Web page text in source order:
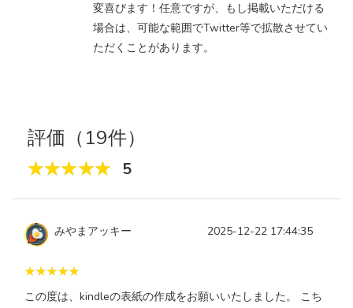
変喜びます！任意ですが、もし掲載いただける
場合は、可能な範囲でTwitter等で拡散させてい
ただくことがあります。
評価（19件）
5
みやまアッキー 2025-12-22 17:44:35
この度は、kindleの表紙の作成をお願いいたしました。 こち